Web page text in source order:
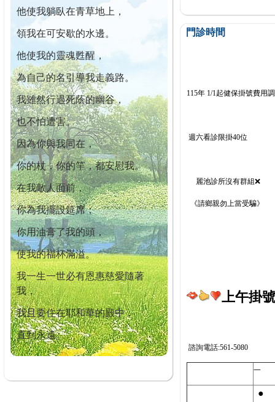
他使我躺臥在青草地上，
領我在可安歇的水邊。
他使我的靈魂甦醒，
為自己的名引導我走義路。
我雖然行過死蔭的幽谷，
也不怕遭害。
因為你與我同在，
你的杖，你的竿，都安慰我。
在我敵人面前，
你為我擺設筵席；
你用油膏了我的頭，
使我的福杯滿溢。
我一生一世必有恩惠慈愛隨著
我，
我且要住在耶和華的殿中，
直到永遠。
門診時間
115年 1/1起健保掛號費用
週六看診限掛40位
麗池診所沒有群組❌
《請鄉親勿上當受騙》
上午掛
諮詢電話:561-5080
一
●